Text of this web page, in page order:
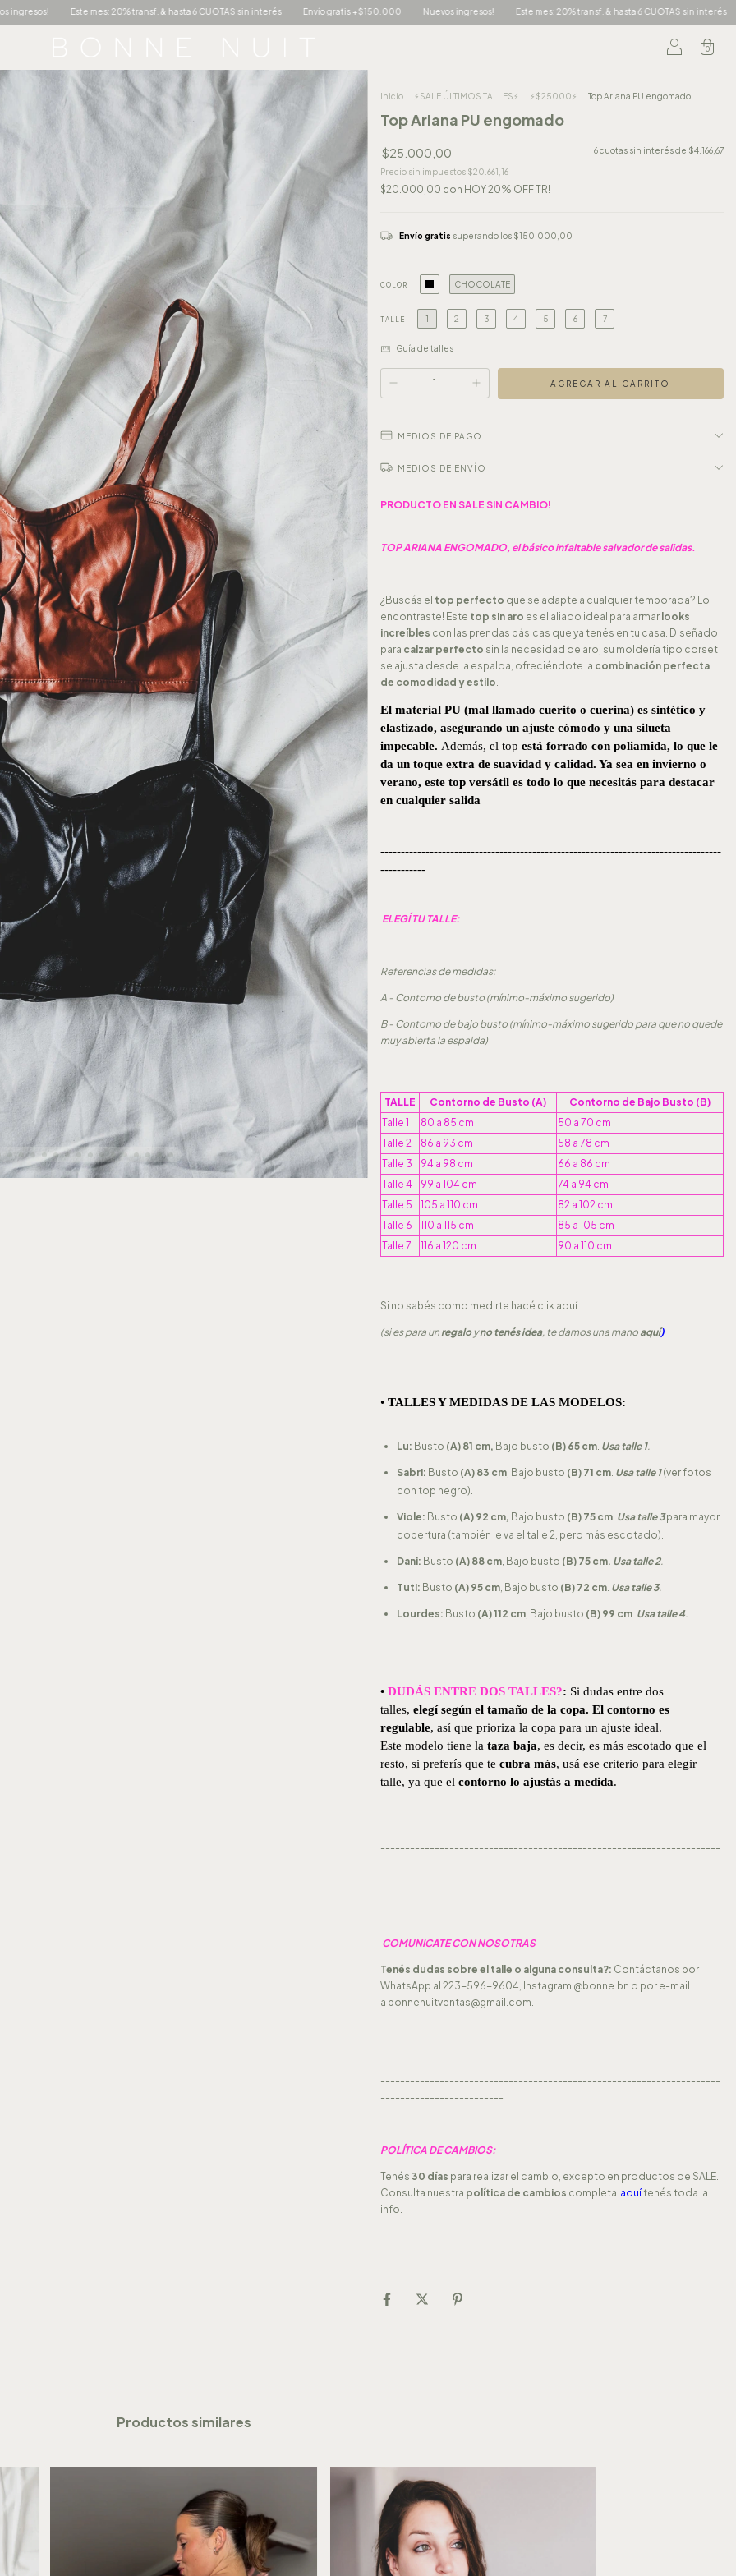
6 CUOTAS sin interés Envío gratis +$150.000 Nuevos ingresos! Este mes: 20% transf. & hasta 6 CUOTAS sin interés Envío gratis +$150.000 Nuevos
0
Inicio ⚡SALE ÚLTIMOS TALLES⚡ ⚡$25000⚡ Top Ariana PU engomado
Top Ariana PU engomado
$25.000,00 6cuotas sin interés de $4.166,67
Precio sin impuestos $20.661,16
$20.000,00 con HOY 20% OFF TR!
Envío gratis superando los $150.000,00
COLOR CHOCOLATE
TALLE 1 2 3 4 5 6 7
Guía de talles
MEDIOS DE PAGO
MEDIOS DE ENVÍO
PRODUCTO EN SALE SIN CAMBIO!
TOP ARIANA ENGOMADO, el básico infaltable salvador de salidas.
¿Buscás el top perfecto que se adapte a cualquier temporada? Lo
encontraste! Este top sin aro es el aliado ideal para armar looks
increíbles con las prendas básicas que ya tenés en tu casa. Diseñado
para calzar perfecto sin la necesidad de aro, su moldería tipo corset
se ajusta desde la espalda, ofreciéndote la combinación perfecta
de comodidad y estilo
El material PU (mal llamado cuerito o cuerina) es sintético y
elastizado, asegurando un ajuste cómodo y una silueta
impecable. Además, el top está forrado con poliamida, lo que le
da un toque extra de suavidad y calidad. Ya sea en invierno o
verano, este top versátil es todo lo que necesitás para destacar
en cualquier salida
-----------------------------------------------------------------------------------
-----------
ELEGÍ TU TALLE:
Referencias de medidas:
A - Contorno de busto (mínimo-máximo sugerido)
B - Contorno de bajo busto (mínimo-máximo sugerido para que no quede
muy abierta la espalda)
TALLE Contorno de Busto (A)
Contorno de Bajo Busto (B)
Talle 1
80 a 85 cm
50 a 70 cm
Talle 2
86 a 93 cm
58 a 78 cm
Talle 3
94 a 98 cm
66 a 86 cm
Talle 4
99 a 104 cm
74 a 94 cm
Talle 5
105 a 110 cm
82 a 102 cm
Talle 6
110 a 115 cm
85 a 105 cm
Talle 7
116 a 120 cm 90 a 110 cm
Si no sabés como medirte hacé clik aquí.
(si es para un regalo yno tenés idea, te damos una mano aquí)
• TALLES Y MEDIDAS DE LAS MODELOS:
Lu: Busto (A) 81 cm, Bajo busto (B) 65 cm Usa talle 1.
Sabri: Busto (A) 83 cm , Bajo busto (B) 71 cm Usa talle 1(ver fotos
con top negro).
Viole: Busto (A) 92 cm, Bajo busto (B) 75 cm Usa talle 3para mayor
cobertura (también le va el talle 2, pero más escotado).
Dani: Busto (A) 88 cm , Bajo busto (B) 75 cm. Usa talle 2.
Tuti: Busto (A) 95 cm , Bajo busto (B) 72 cm Usa talle 3.
Lourdes: Busto (A) 112 cm , Bajo busto (B) 99 cm Usa talle 4.
• DUDÁS ENTRE DOS TALLES?: Si dudas entre dos
talles, elegí según el tamaño de la copa. El contorno es
regulable, así que prioriza la copa para un ajuste ideal.
Este modelo tiene la taza baja, es decir, es más escotado que el
resto, si preferís que te cubra más, usá ese criterio para elegir
talle, ya que el contorno lo ajustás a medida.
---------------------------------------------------------------------
-------------------------
COMUNICATE CON NOSOTRAS
Tenés dudas sobre el talle o alguna consulta?: Contáctanos por
WhatsApp al 223-596-9604, Instagram @bonne.bn o por e-mail
a bonnenuitventas@gmail.com
---------------------------------------------------------------------
-------------------------
POLÍTICA DE CAMBIOS:
Tenés 30 días para realizar el cambio, excepto en productos de SALE.
Consulta nuestra política de cambios completa aquí tenés toda la
info.
Productos similares